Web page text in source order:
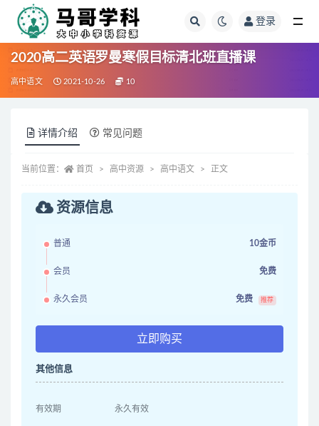
登录
2020高二英语罗曼寒假目标清北班直播课
高中语文 2021-10-26 10
详情介绍 常见问题
当前位置： 首页 高中资源 高中语文 正文
资源信息
普通 10金币
会员 免费
永久会员 免费 推荐
立即购买
其他信息
有效期 永久有效
全部